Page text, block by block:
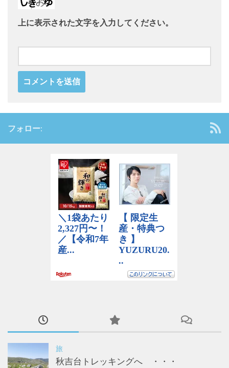
上に表示された文字を入力してください。
フォロー:
旅
秋吉台トレッキングへ ・・・